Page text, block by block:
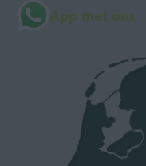
App met ons